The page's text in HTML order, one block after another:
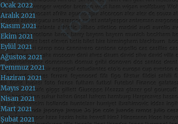
Ocak 2022
Aralık 2021
Kasım 2021
Ekim 2021
Eylül 2021
Ağustos 2021
Temmuz 2021
Haziran 2021
Mayıs 2021
Nisan 2021
Mart 2021
Şubat 2021